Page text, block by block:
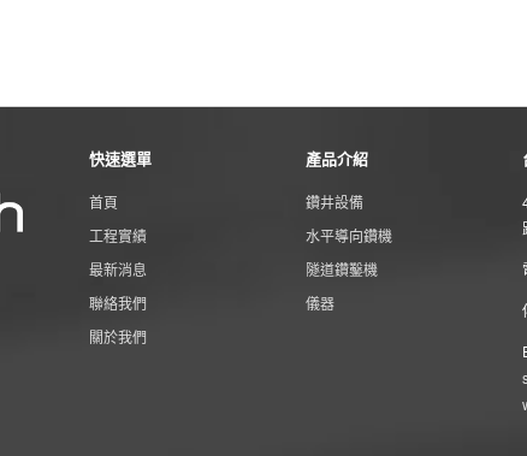
快速選單
首頁
工程實績
最新消息
聯絡我們
關於我們
產品介紹
鑽井設備
水平導向鑽機
隧道鑽鑿機
儀器